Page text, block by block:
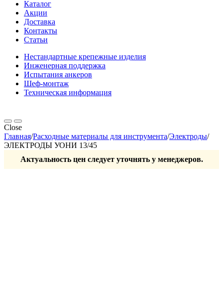
Каталог
Акции
Доставка
Контакты
Статьи
Нестандартные крепежные изделия
Инженерная поддержка
Испытания анкеров
Шеф-монтаж
Техническая информация
Close
Главная/Расходные материалы для инструмента/Электроды/
ЭЛЕКТРОДЫ УОНИ 13/45
Актуальность цен следует уточнять у менеджеров.